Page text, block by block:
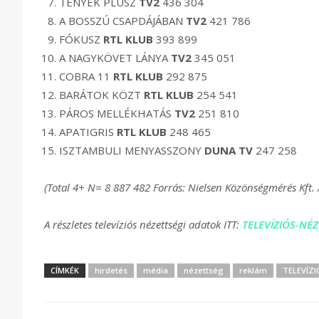
A BOSSZÚ CSAPDÁJÁBAN TV2 421 786
FÓKUSZ RTL KLUB 393 899
A NAGYKÖVET LÁNYA TV2 345 051
COBRA 11 RTL KLUB 292 875
BARÁTOK KÖZT RTL KLUB 254 541
PÁROS MELLÉKHATÁS TV2 251 810
APATIGRIS RTL KLUB 248 465
ISZTAMBULI MENYASSZONY DUNA TV 247 258
(Total 4+ N= 8 887 482 Forrás: Nielsen Közönségmérés Kft.
A részletes televíziós nézettségi adatok ITT: TELEVÍZIÓS-
CÍMKÉK hirdetés média nézettség reklám